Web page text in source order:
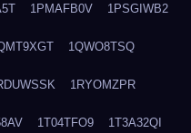
1PMAFB0V 1PSGIWB2
1QWO8TSQ
1RYOMZPR
1T04TFO9 1T3A32QI